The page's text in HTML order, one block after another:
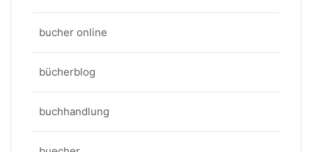
bucher online
bücherblog
buchhandlung